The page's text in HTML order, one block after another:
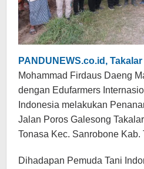
PANDUNEWS.co.id, Takalar
Mohammad Firdaus Daeng
dengan Edufarmers
Indonesia melakukan
Jalan Poros Galesong
Tonasa Kec. Sanrobone Kab.
Dihadapan Pemuda Tani